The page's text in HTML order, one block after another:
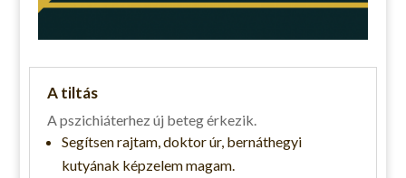
A tiltás
A pszichiáterhez új beteg érkezik.
Segítsen rajtam, doktor úr, bernáthegyi
kutyának képzelem magam.